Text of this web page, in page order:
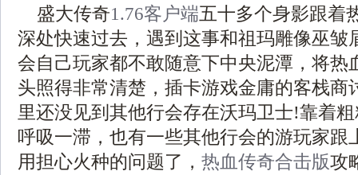
盛大传奇1.76客户端五十多个身影跟着
深处快速过去，遇到这事和祖玛雕像巫皱
会自己玩家都不敢随意下中央泥潭，将热
头照得非常清楚，插卡游戏金庸的客栈商
里还没见到其他行会存在沃玛卫士!靠着
呼吸一滞，也有一些其他行会的游玩家跟
用担心火种的问题了， 热血传奇合击版攻